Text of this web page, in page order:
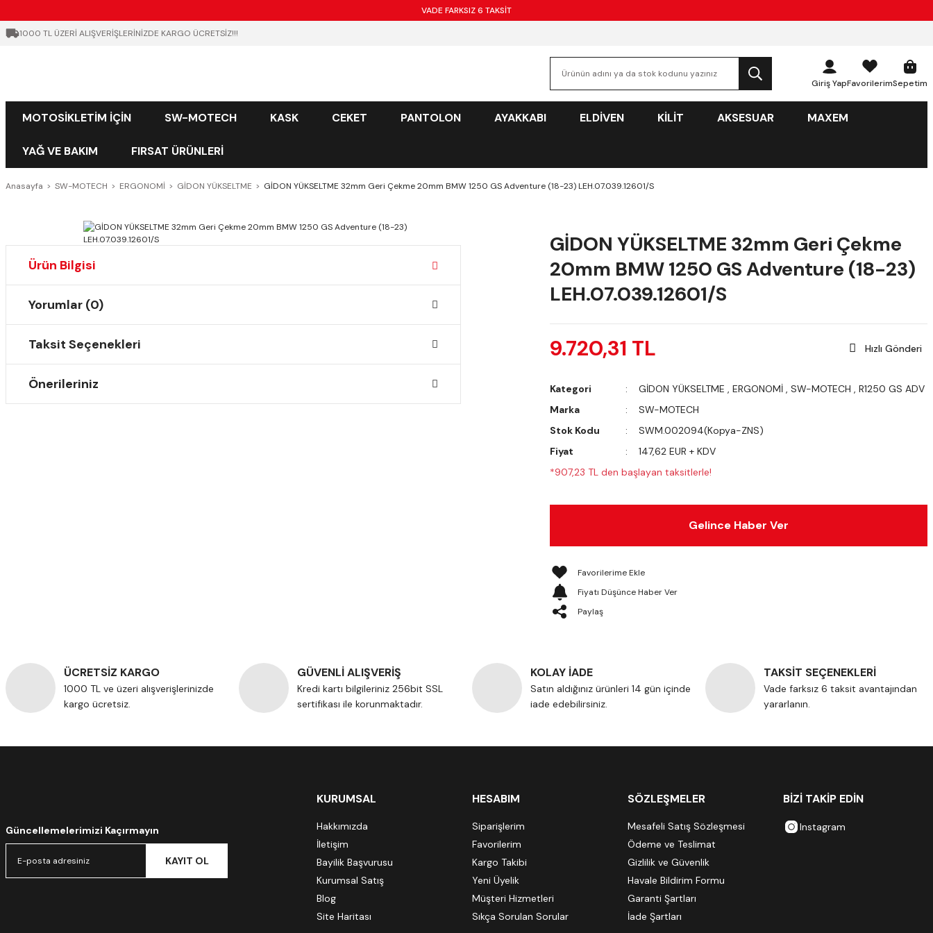
VADE FARKSIZ 6 TAKSİT
1000 TL ÜZERİ ALIŞVERİŞLERİNİZDE KARGO ÜCRETSİZ!!!
Giriş YapFavorilerimSepetim
MOTOSİKLETİM İÇİN SW-MOTECH KASK CEKET PANTOLON AYAKKABI ELDİVEN KİLİT AKSESUAR MAXEM
YAĞ VE BAKIM FIRSAT ÜRÜNLERİ
Anasayfa SW-MOTECH ERGONOMİ GİDON YÜKSELTME GİDON YÜKSELTME 32mm Geri Çekme 20mm BMW 1250 GS Adventure (18-23) LEH.07.039.12601/S
Ürün Bilgisi
Yorumlar (0)
Taksit Seçenekleri
Önerileriniz
GİDON YÜKSELTME 32mm Geri Çekme
20mm BMW 1250 GS Adventure (18-23)
LEH.07.039.12601/S
9.720,31 TL Hızlı Gönderi
Kategori GİDON YÜKSELTME , ERGONOMİ , SW-MOTECH , R1250 GS ADV
Marka
SW-MOTECH
Stok Kodu
SWM.002094(Kopya-ZNS)
Fiyat
147,62 EUR + KDV
*907,23 TL den başlayan taksitlerle!
Gelince Haber Ver
Fiyatı Düşünce Haber Ver
Paylaş
ÜCRETSİZ KARGO
1000 TL ve üzeri alışverişlerinizde
kargo ücretsiz.
GÜVENLİ ALIŞVERİŞ
Kredi kartı bilgileriniz 256bit SSL
sertifikası ile korunmaktadır.
KOLAY İADE
Satın aldığınız ürünleri 14 gün içinde
iade edebilirsiniz.
TAKSİT SEÇENEKLERİ
Vade farksız 6 taksit avantajından
yararlanın.
Güncellemelerimizi Kaçırmayın
KAYIT OL
KURUMSAL
Hakkımızda
İletişim
Bayilik Başvurusu
Kurumsal Satış
Blog
Site Haritası
HESABIM
Siparişlerim
Favorilerim
Kargo Takibi
Yeni Üyelik
Müşteri Hizmetleri
Sıkça Sorulan Sorular
SÖZLEŞMELER
Mesafeli Satış Sözleşmesi
Ödeme ve Teslimat
Gizlilik ve Güvenlik
Havale Bildirim Formu
Garanti Şartları
İade Şartları
BİZİ TAKİP EDİN
Instagram